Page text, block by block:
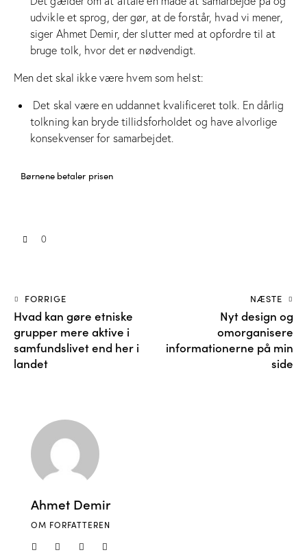
udvikle et sprog, der gør, at de forstår, hvad vi mener,
siger Ahmet Demir, der slutter med at opfordre til at
bruge tolk, hvor det er nødvendigt.
Men det skal ikke være hvem som helst:
Det skal være en uddannet kvalificeret tolk. En dårlig
tolkning kan bryde tillidsforholdet og have alvorlige
konsekvenser for samarbejdet.
Børnene betaler prisen
0
FORRIGE
Hvad kan gøre etniske
grupper mere aktive i
samfundslivet end her i
landet
NÆSTE
Nyt design og
omorganisere
informationerne på min
side
Ahmet Demir
OM FORFATTEREN